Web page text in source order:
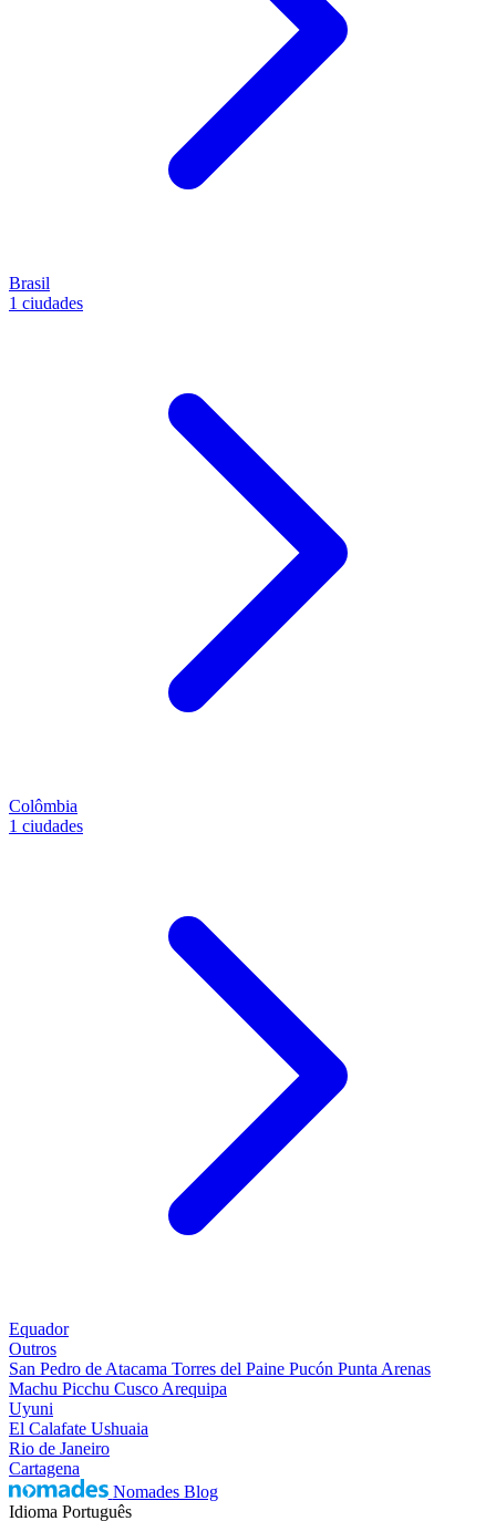
Brasil
1 ciudades
Colômbia
1 ciudades
Equador
Outros
San Pedro de Atacama Torres del Paine Pucón Punta Arenas
Machu Picchu Cusco Arequipa
Uyuni
El Calafate Ushuaia
Rio de Janeiro
Cartagena
Nomades Blog
Idioma Português